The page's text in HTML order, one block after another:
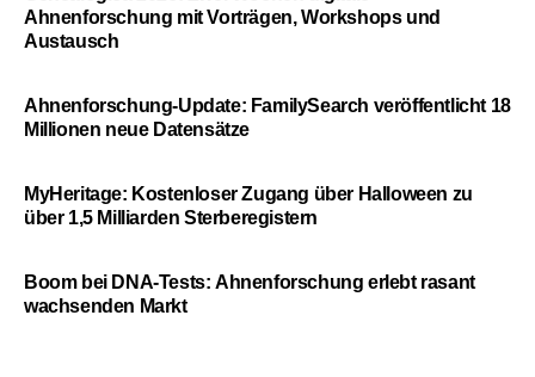
Ahnenforschung mit Vorträgen, Workshops und
Austausch
Ahnenforschung-Update: FamilySearch veröffentlicht 18
Millionen neue Datensätze
MyHeritage: Kostenloser Zugang über Halloween zu
über 1,5 Milliarden Sterberegistern
Boom bei DNA-Tests: Ahnenforschung erlebt rasant
wachsenden Markt